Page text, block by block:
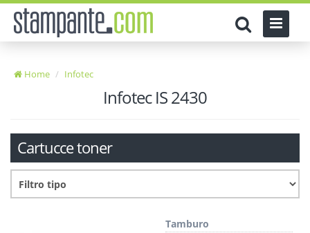
Home Infotec
Infotec IS 2430
Cartucce toner
Tamburo